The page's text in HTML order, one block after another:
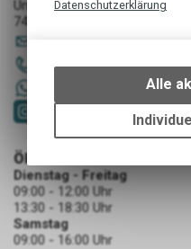
Unterer Rosenbühl 7
7430 Thusis
081 651 52 53
ÖFFNUNGSZEITEN
Dienstag - Freitag
09:00 - 12:00 Uhr
13:30 - 18:30 Uhr
Samstag
09:00 - 16:00 Uhr
Datenschutzerklärung
um die
Alle